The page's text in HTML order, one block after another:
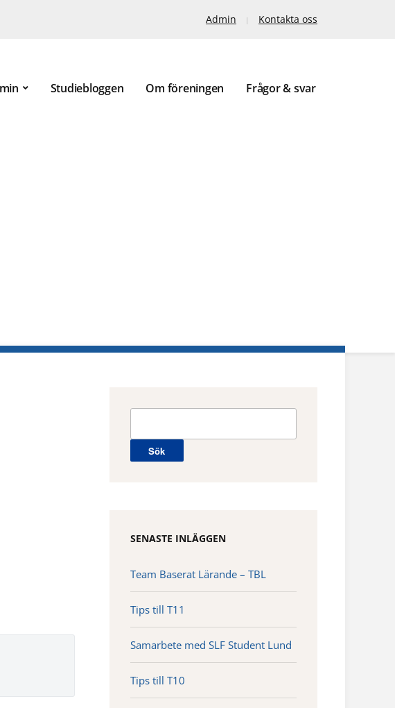
Admin Kontakta oss
Studiebloggen Om föreningen Frågor & svar
SENASTE INLÄGGEN
Team Baserat Lärande – TBL
Tips till T11
Samarbete med SLF Student Lund
Tips till T10